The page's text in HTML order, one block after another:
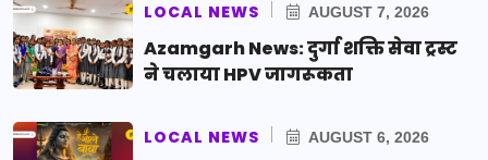
LOCAL NEWS AUGUST 7, 2026
Azamgarh News: दुर्गा शक्ति सेवा ट्रस्ट
ने चलाया HPV जागरूकता
LOCAL NEWS AUGUST 6, 2026